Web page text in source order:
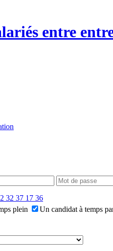
entre
32 37 17 36
plein Un candidat à temps